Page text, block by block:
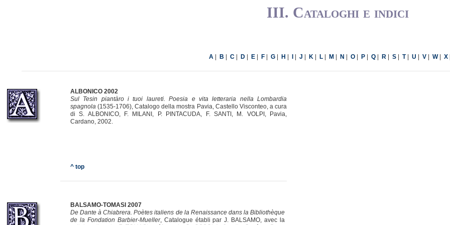
III. Cataloghi e indici
A| B C| D| E| F| G| H J K| L| M N O| P| Q| R| S| T| U V| W| X|
ALBONICO 2002
Sul Tesin piantàro i tuoi laureti. Poesia e vita letteraria nella Lombardia
spagnola (1535-1706), Catalogo della mostra Pavia, Castello Visconteo, a cura
di S. ALBONICO, F. MILANI, P. PINTACUDA, F. SANTI, M. VOLPI, Pavia,
Cardano, 2002.
^ top
BALSAMO-TOMASI 2007
De Dante à Chiabrera. Poètes italiens de la Renaissance dans la Bibliothèque
de la Fondation Barbier-Mueller, Catalogue établi par J. BALSAMO, avec la